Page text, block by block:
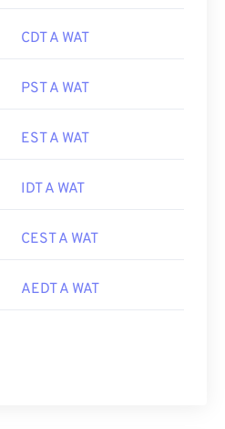
CDT A WAT
PST A WAT
EST A WAT
IDT A WAT
CEST A WAT
AEDT A WAT